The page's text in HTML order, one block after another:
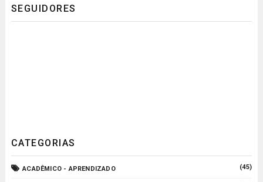
SEGUIDORES
CATEGORIAS
ACADÊMICO - APRENDIZADO (45)